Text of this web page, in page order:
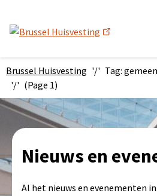
(nieuw venster)
Brussel Huisvesting
Tag:
(Page 1)
Nieuws en
Al het nieuws en evenementen